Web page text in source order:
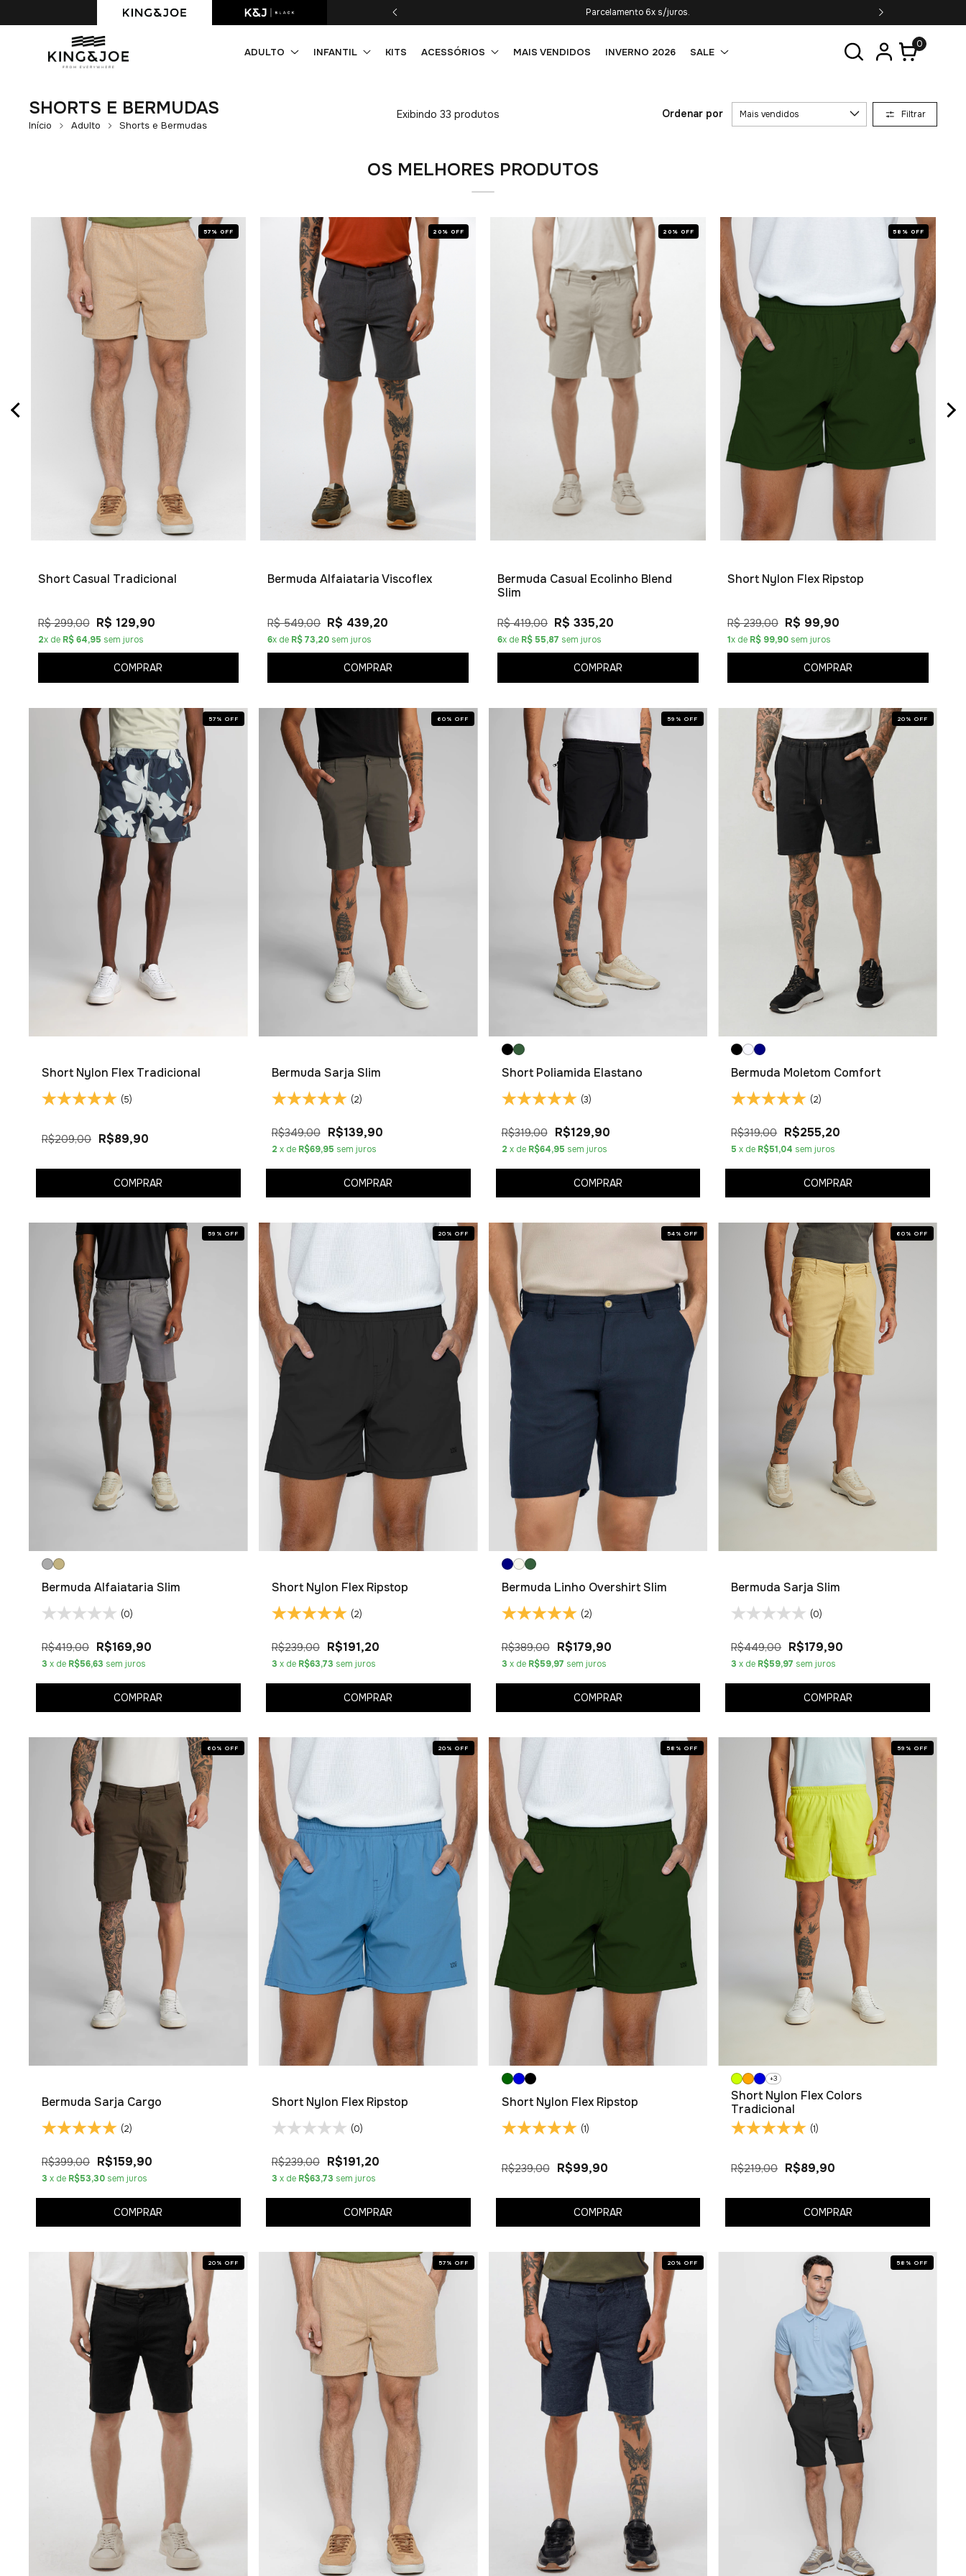
Primeira compra com 10% OFF. Cupom: PRIMEIRACOMPRA Parcelamento 6x s/juros.
ADULTO INFANTIL KITS ACESSÓRIOS MAIS VENDIDOS INVERNO 2026 SALE
0
SHORTS E BERMUDAS
Início Adulto Shorts e Bermudas
Exibindo 33 produtos Ordenar por Filtrar
OS MELHORES PRODUTOS
57% OFF
Short Casual Tradicional
R$ 299,00 R$ 129,90
2x de R$ 64,95 sem juros
COMPRAR
20% OFF
Bermuda Alfaiataria Viscoflex
R$ 549,00 R$ 439,20
6x de R$ 73,20 sem juros
COMPRAR
20% OFF
Bermuda Casual Ecolinho Blend
Slim
R$ 419,00 R$ 335,20
6x de R$ 55,87 sem juros
COMPRAR
58% OFF
Short Nylon Flex Ripstop
R$ 239,00 R$ 99,90
1x de R$ 99,90sem juros
COMPRAR
57 % OFF
Short Nylon Flex Tradicional
(5)
R$209,00 R$89,90
COMPRAR
60 % OFF
Bermuda Sarja Slim
(2)
R$349,00 R$139,90
2 x de R$69,95 sem juros
COMPRAR
59 %OFF
Short Poliamida Elastano
(3)
R$319,00 R$129,90
2 x de R$64,95 sem juros
COMPRAR
20 % OFF
Bermuda Moletom Comfort
(2)
R$319,00 R$255,20
5 x de R$51,04 sem juros
COMPRAR
59 % OFF
Bermuda Alfaiataria Slim
(0)
R$419,00 R$169,90
3 x de R$56,63 sem juros
COMPRAR
20 % OFF
Short Nylon Flex Ripstop
(2)
R$239,00 R$191,20
3 x de R$63,73 sem juros
COMPRAR
54 %OFF
Bermuda Linho Overshirt Slim
(2)
R$389,00 R$179,90
3 x de R$59,97 sem juros
COMPRAR
60 % OFF
Bermuda Sarja Slim
(0)
R$449,00 R$179,90
3 x de R$59,97 sem juros
COMPRAR
60 % OFF
Bermuda Sarja Cargo
(2)
R$399,00 R$159,90
3 x de R$53,30 sem juros
COMPRAR
20 % OFF
Short Nylon Flex Ripstop
(0)
R$239,00 R$191,20
3 x de R$63,73 sem juros
COMPRAR
58 %OFF
Short Nylon Flex Ripstop
(1)
R$239,00 R$99,90
COMPRAR
59 % OFF
+3
Short Nylon Flex Colors
Tradicional
(1)
R$219,00 R$89,90
COMPRAR
20 % OFF 57 % OFF 20 %OFF 58 % OFF